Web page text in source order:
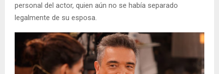
personal del actor, quien aún no se había separado
legalmente de su esposa.